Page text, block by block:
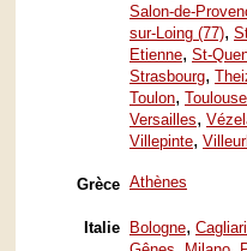
Salon-de-
sur-Loing (77),
Etienne, St-
Strasbourg,
Toulon, Toulouse
Versailles,
Villepinte,
Grèce Athènes
Italie Bologne, Cagliari